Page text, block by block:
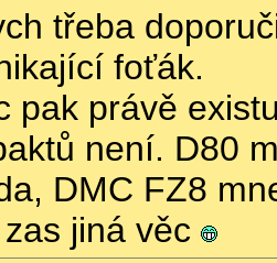
třeba
foťák.
pak právě
není. D80
DMC FZ8
jiná věc